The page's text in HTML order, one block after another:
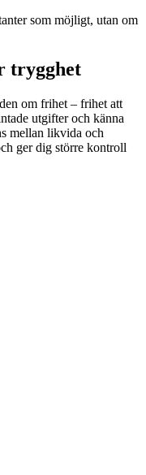
som möjligt, utan om
trygghet
om frihet – frihet att
utgifter och känna
mellan likvida och
ger dig större kontroll